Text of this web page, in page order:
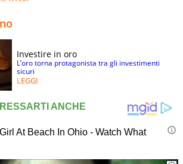
Investire in oro
L’oro torna protagonista tra gli investimenti
sicuri
LEGGI